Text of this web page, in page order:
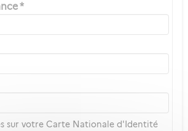
*
sur votre Carte Nationale d'Identité